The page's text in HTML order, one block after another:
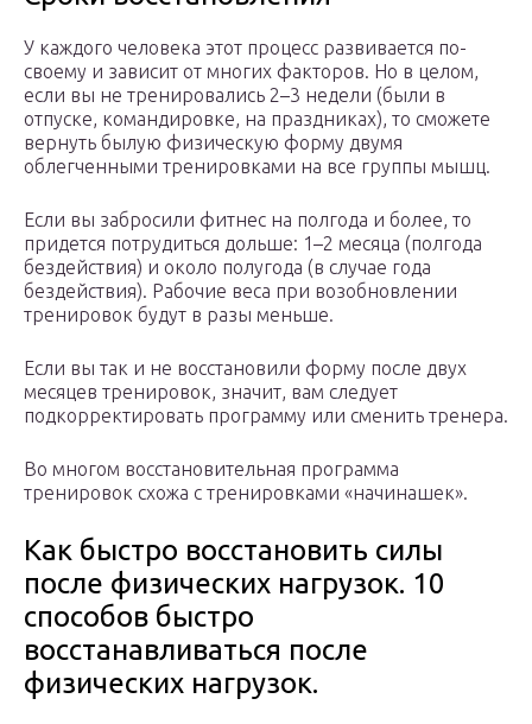
У каждого человека этот процесс развивается по-
своему и зависит от многих факторов. Но в целом,
если вы не тренировались 2–3 недели (были в
отпуске, командировке, на праздниках), то сможете
вернуть былую физическую форму двумя
облегченными тренировками на все группы мышц.
Если вы забросили фитнес на полгода и более, то
придется потрудиться дольше: 1–2 месяца (полгода
бездействия) и около полугода (в случае года
бездействия). Рабочие веса при возобновлении
тренировок будут в разы меньше.
Если вы так и не восстановили форму после двух
месяцев тренировок, значит, вам следует
подкорректировать программу или сменить тренера.
Во многом восстановительная программа
тренировок схожа с тренировками «начинашек».
Как быстро восстановить силы
после физических нагрузок. 10
способов быстро
восстанавливаться после
физических нагрузок.